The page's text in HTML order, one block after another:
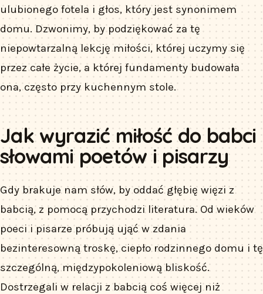
ulubionego fotela i głos, który jest synonimem
domu. Dzwonimy, by podziękować za tę
niepowtarzalną lekcję miłości, której uczymy się
przez całe życie, a której fundamenty budowała
ona, często przy kuchennym stole.
Jak wyrazić miłość do babci
słowami poetów i pisarzy
Gdy brakuje nam słów, by oddać głębię więzi z
babcią, z pomocą przychodzi literatura. Od wieków
poeci i pisarze próbują ująć w zdania
bezinteresowną troskę, ciepło rodzinnego domu i tę
szczególną, międzypokoleniową bliskość.
Dostrzegali w relacji z babcią coś więcej niż